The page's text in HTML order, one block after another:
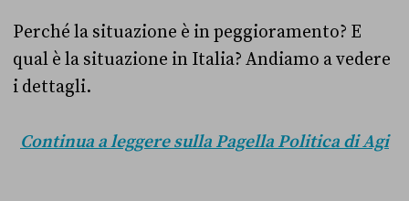
Perché la situazione è in peggioramento? E
qual è la situazione in Italia? Andiamo a vedere
i dettagli.
Continua a leggere sulla Pagella Politica di Agi